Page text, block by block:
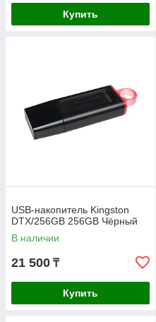
Купить
USB-накопитель Kingston
DTX/256GB 256GB Чёрный
В наличии
21 500 ₸
Купить